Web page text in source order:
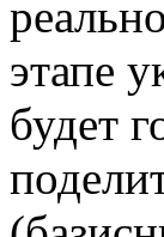
этапе
будет